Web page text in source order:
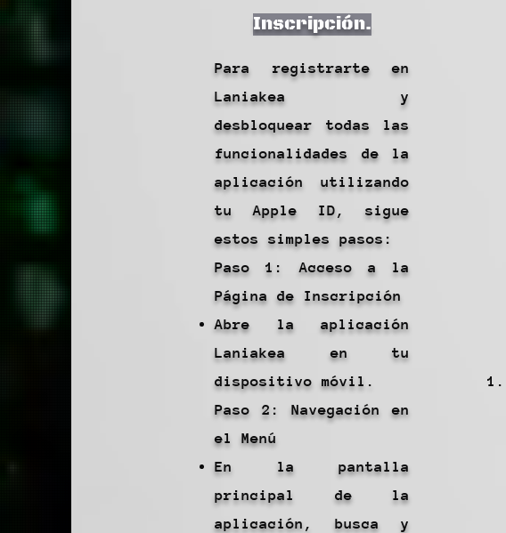
Inscripción.
Para registrarte en
Laniakea y
desbloquear todas las
funcionalidades de la
aplicación utilizando
tu Apple ID, sigue
estos simples pasos:
Paso 1: Acceso a la
Página de Inscripción
Abre la aplicación
Laniakea en tu
dispositivo móvil.
Paso 2: Navegación en
el Menú
En la pantalla
principal de la
aplicación, busca y